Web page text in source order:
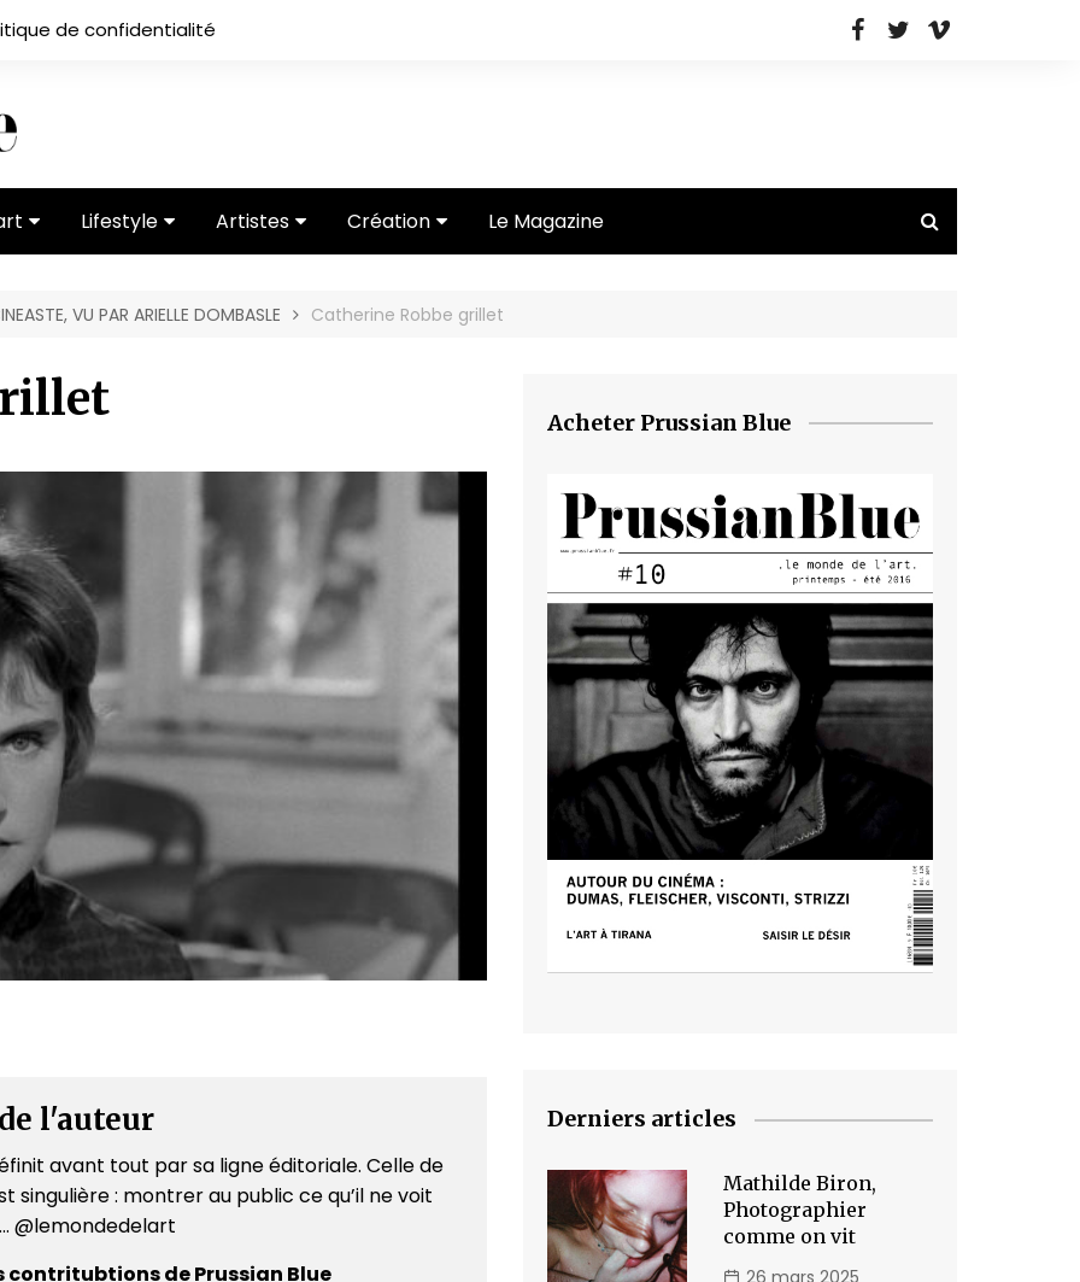
de confidentialité
Lifestyle
Mode
Artistes
Entretiens
Création
Vidéos
Le Magazine
VU PAR ARIELLE DOMBASLE Catherine Robbe grillet
l'auteur
avant tout par sa ligne éditoriale. Celle de
singulière : montrer au public ce qu’il ne voit
@lemondedelart
contritubtions de Prussian Blue
Acheter Prussian Blue
Derniers articles
Mathilde Biron,
Photographier
comme on vit